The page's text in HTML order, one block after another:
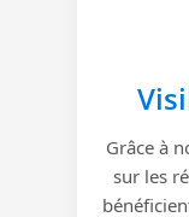
Grâce à
sur les